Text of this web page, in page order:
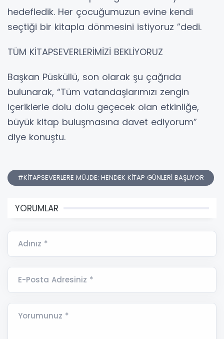
hedefledik. Her çocuğumuzun evine kendi
seçtiği bir kitapla dönmesini istiyoruz ”dedi.
TÜM KİTAPSEVERLERİMİZİ BEKLİYORUZ
Başkan Püsküllü, son olarak şu çağrıda
bulunarak, “Tüm vatandaşlarımızı zengin
içeriklerle dolu dolu geçecek olan etkinliğe,
büyük kitap buluşmasına davet ediyorum”
diye konuştu.
#KİTAPSEVERLERE MÜJDE: HENDEK KİTAP GÜNLERİ BAŞLIYOR
YORUMLAR
Adınız *
E-Posta Adresiniz *
Yorumunuz *